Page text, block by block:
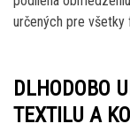
určených pre všetky
DLHODOBO
TEXTILU A